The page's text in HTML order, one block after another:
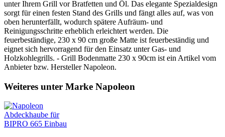
unter Ihrem Grill vor Bratfetten und Öl. Das elegante Spezialdesign
sorgt für einen festen Stand des Grills und fängt alles auf, was von
oben herunterfällt, wodurch spätere Aufräum- und
Reinigungsschritte erheblich erleichtert werden. Die
feuerbeständige, 230 x 90 cm große Matte ist feuerbeständig und
eignet sich hervorragend für den Einsatz unter Gas- und
Holzkohlegrills. - Grill Bodenmatte 230 x 90cm ist ein Artikel vom
Anbieter bzw. Hersteller Napoleon.
Weiteres unter Marke Napoleon